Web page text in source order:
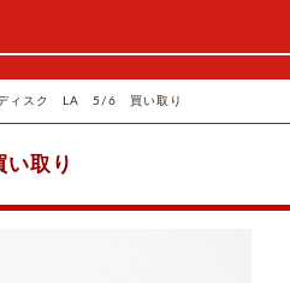
ディスク LA 5/6 買い取り
取り